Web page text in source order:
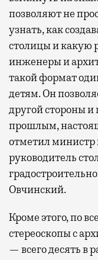
позволяют не
узнать, как
столицы и какую
инженеры и
такой формат
детям. Он
другой стороны и
прошлым,
отметил министр
руководитель
Овчинский.
Кроме этого, по
стереоскопы с
— всего десять в